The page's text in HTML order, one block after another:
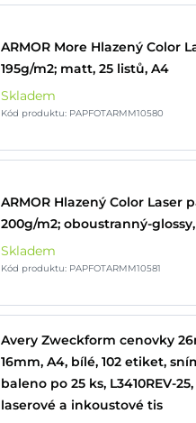
ARMOR More Hlazený Color
195g/m2; matt, 25 listů, A4
Skladem
Kód produktu: PAPFOTARMM10580
ARMOR Hlazený Color Laser
200g/m2; oboustranný-
Skladem
Kód produktu: PAPFOTARMM10581
Avery Zweckform cenovky
16mm, A4, bílé, 102 etiket,
baleno po 25 ks, L3410REV-
laserové a inkoustové tis